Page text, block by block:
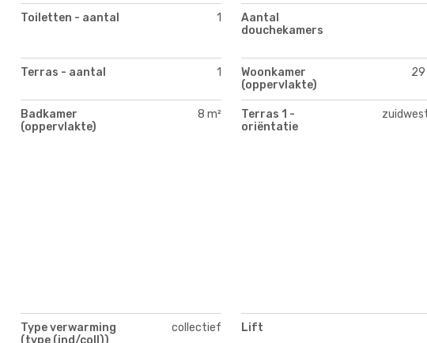
Toiletten - aantal 1
Aantal
douchekamers
Terras - aantal 1
Woonkamer
(oppervlakte)
29
Badkamer
(oppervlakte)
8 m²
Terras 1 -
oriëntatie
Type verwarming
(type (ind/coll))
collectief Lift